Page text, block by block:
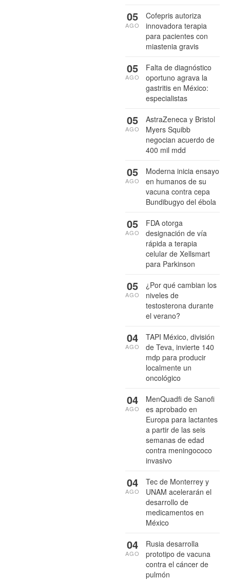
Cofepris autoriza
innovadora terapia
para pacientes con
miastenia gravis
05
AGO
Falta de diagnóstico
oportuno agrava la
gastritis en México:
especialistas
05
AGO
AstraZeneca y Bristol
Myers Squibb
negocian acuerdo de
400 mil mdd
05
AGO
Moderna inicia ensayo
en humanos de su
vacuna contra cepa
Bundibugyo del ébola
05
AGO
FDA otorga
designación de vía
rápida a terapia
celular de Xellsmart
para Parkinson
05
AGO
¿Por qué cambian los
niveles de
testosterona durante
el verano?
05
AGO
TAPI México, división
de Teva, invierte 140
mdp para producir
localmente un
oncológico
04
AGO
MenQuadfi de Sanofi
es aprobado en
Europa para lactantes
a partir de las seis
semanas de edad
contra meningococo
invasivo
04
AGO
Tec de Monterrey y
UNAM acelerarán el
desarrollo de
medicamentos en
México
04
AGO
Rusia desarrolla
prototipo de vacuna
contra el cáncer de
pulmón
04
AGO